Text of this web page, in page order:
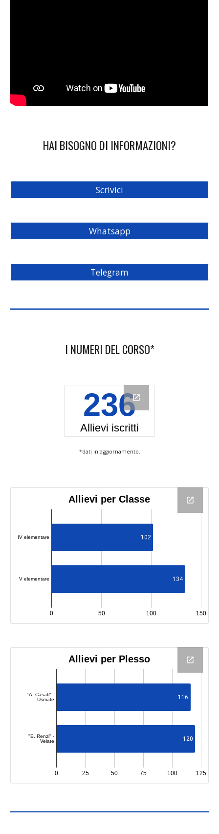
HAI BISOGNO DI INFORMAZIONI?
Scrivici
Whatsapp
Telegram
I NUMERI DEL CORSO*
*dati in aggiornamento.